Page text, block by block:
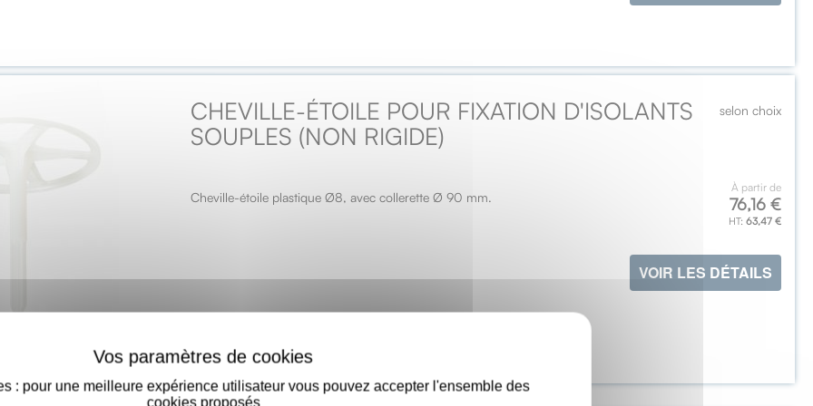
selon choix
CHEVILLE-ÉTOILE POUR FIXATION D'ISOLANTS
SOUPLES (NON RIGIDE)
À partir de
76,16 €
63,47 €
VOIR LES DÉTAILS
Cheville-étoile plastique Ø8, avec collerette Ø 90 mm.
: pour une meilleure expérience utilisateur vous pouvez accepter l'ensemble des
cookies proposés